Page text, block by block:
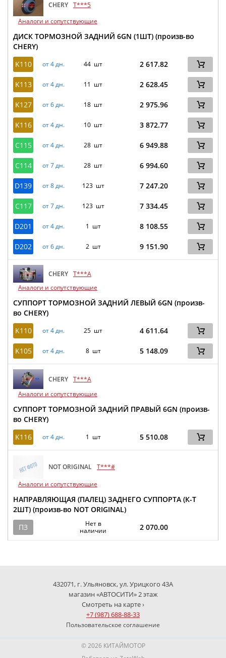
CHERY T***5
Аналоги и сопутствующие
ДИСК ТОРМОЗНОЙ ЗАДНИЙ 6GN (1ШТ) (произв-во
CHERY)
K110
от 4 дн. 44 шт 2 617.82
K113 от 4 дн. 11 шт 2 628.45
K127 от 6 дн. 18 шт 2 975.96
K116 от 4 дн. 10 шт 3 872.77
C115 от 4 дн. 28 шт 6 949.88
C114 от 7 дн. 28 шт 6 994.60
D139 от 8 дн. 123 шт 7 247.20
C117 от 7 дн. 123 шт 7 334.45
D201 от 4 дн. 1 шт 8 108.55
D202 от 6 дн. 2 шт 9 151.90
CHERY T***A
Аналоги и сопутствующие
СУППОРТ ТОРМОЗНОЙ ЗАДНИЙ ЛЕВЫЙ 6GN (произв-
во CHERY)
K110
от 4 дн. 25 шт 4 611.64
K105 от 4 дн. 8 шт 5 148.09
CHERY T***A
Аналоги и сопутствующие
СУППОРТ ТОРМОЗНОЙ ЗАДНИЙ ПРАВЫЙ 6GN (произв-
во CHERY)
K116
от 4 дн. 1 шт 5 510.08
NOT ORIGINAL T***#
Аналоги и сопутствующие
НАПРАВЛЯЮЩАЯ (ПАЛЕЦ) ЗАДНЕГО СУППОРТА (К-Т
2ШТ) (произв-во NOT ORIGINAL)
ПЗ
Нет в
наличии
2 070.00
432071, г. Ульяновск, ул. Урицкого 43А
магазин «АВТОСИТИ» 2 этаж
Смотреть на карте ›
+7 (987) 688-88-33
Пользовательское соглашение
© 2026 КИТАЙМОТОР